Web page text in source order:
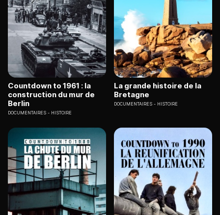
Countdown to 1961 : la
construction du mur de
Berlin
DOCUMENTAIRES HISTOIRE
La grande histoire de la
Bretagne
DOCUMENTAIRES HISTOIRE